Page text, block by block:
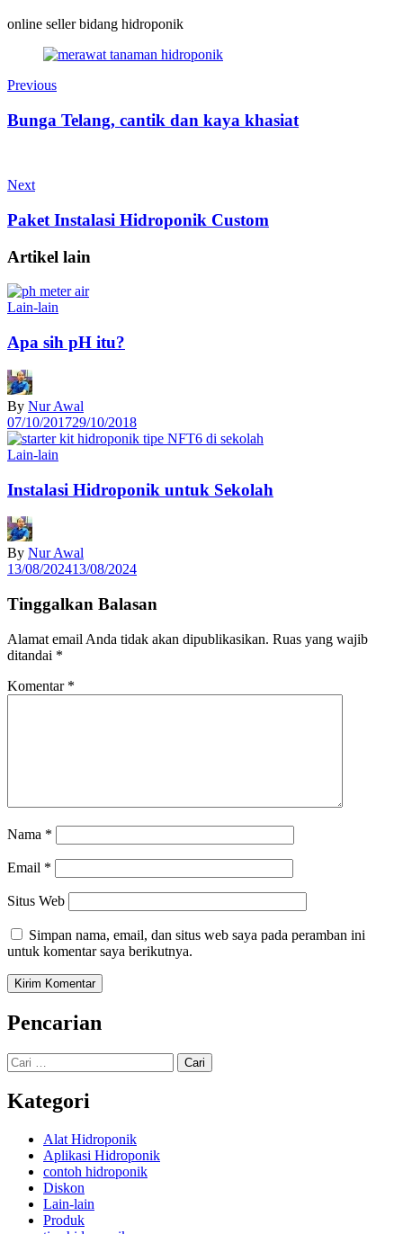
online seller bidang hidroponik
Previous
Bunga Telang, cantik dan kaya khasiat
Next
Paket Instalasi Hidroponik Custom
Artikel lain
Lain-lain
Apa sih pH itu?
By Nur Awal
07/10/201729/10/2018
Lain-lain
Instalasi Hidroponik untuk Sekolah
By Nur Awal
13/08/202413/08/2024
Tinggalkan Balasan
Alamat email Anda tidak akan dipublikasikan. Ruas yang wajib
ditandai *
Komentar *
Nama *
Email *
Situs Web
Simpan nama, email, dan situs web saya pada peramban ini
untuk komentar saya berikutnya.
Pencarian
Cari
untuk:
Kategori
Alat Hidroponik
Aplikasi Hidroponik
contoh hidroponik
Diskon
Lain-lain
Produk